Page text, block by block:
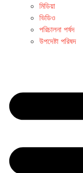
মিডিয়া
ভিডিও
পরিচালনা পর্ষদ
উপদেষ্টা পরিষদ